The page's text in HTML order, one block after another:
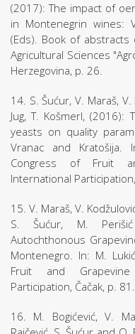
(2017): The impact of
in Montenegrin wines:
(Eds). Book of
Agricultural Sciences
Herzegovina, p. 26.
14. S. Šućur, V. Maraš, V.
Jug, T. Košmerl,
yeasts on quality
Vranac and Kratošija.
Congress of Fruit
International
15. V. Maraš, V.
S. Šućur, M.
Autochthonous
Montenegro. In: M.
Fruit and
Participation, Čačak, p. 81.
16. M. Bogićević, V.